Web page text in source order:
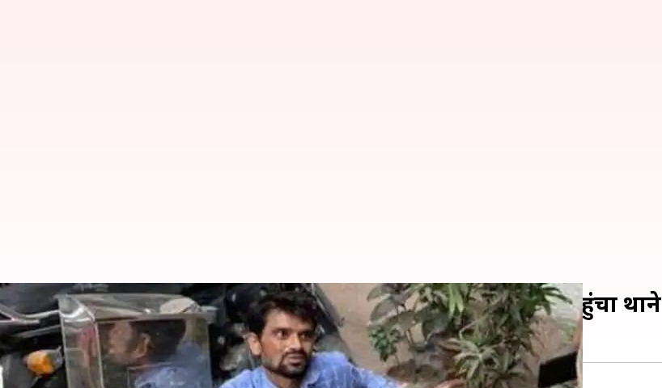
शराब पीने से रोका तो पति ने की पत्नी की हत्या, कटा सिर लेकर पहुंचा थाने
लेखन प्रमोद कुमार Nov 11, 2019 08:54 pm
क्या है खबर?